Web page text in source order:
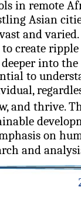
in remote
Asian
and
create
into
to
and thrive.
on
and